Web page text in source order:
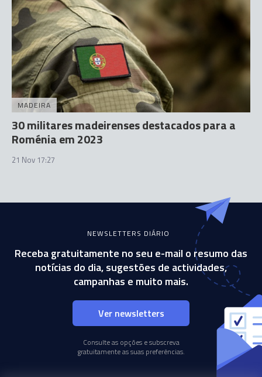
MADEIRA
30 militares madeirenses destacados para a
Roménia em 2023
21 Nov 17:27
NEWSLETTERS DIÁRIO
Receba gratuitamente no seu e-mail o resumo das
notícias do dia, sugestões de actividades,
campanhas e muito mais.
Ver newsletters
Consulte as opções e subscreva
gratuitamente as suas preferências.